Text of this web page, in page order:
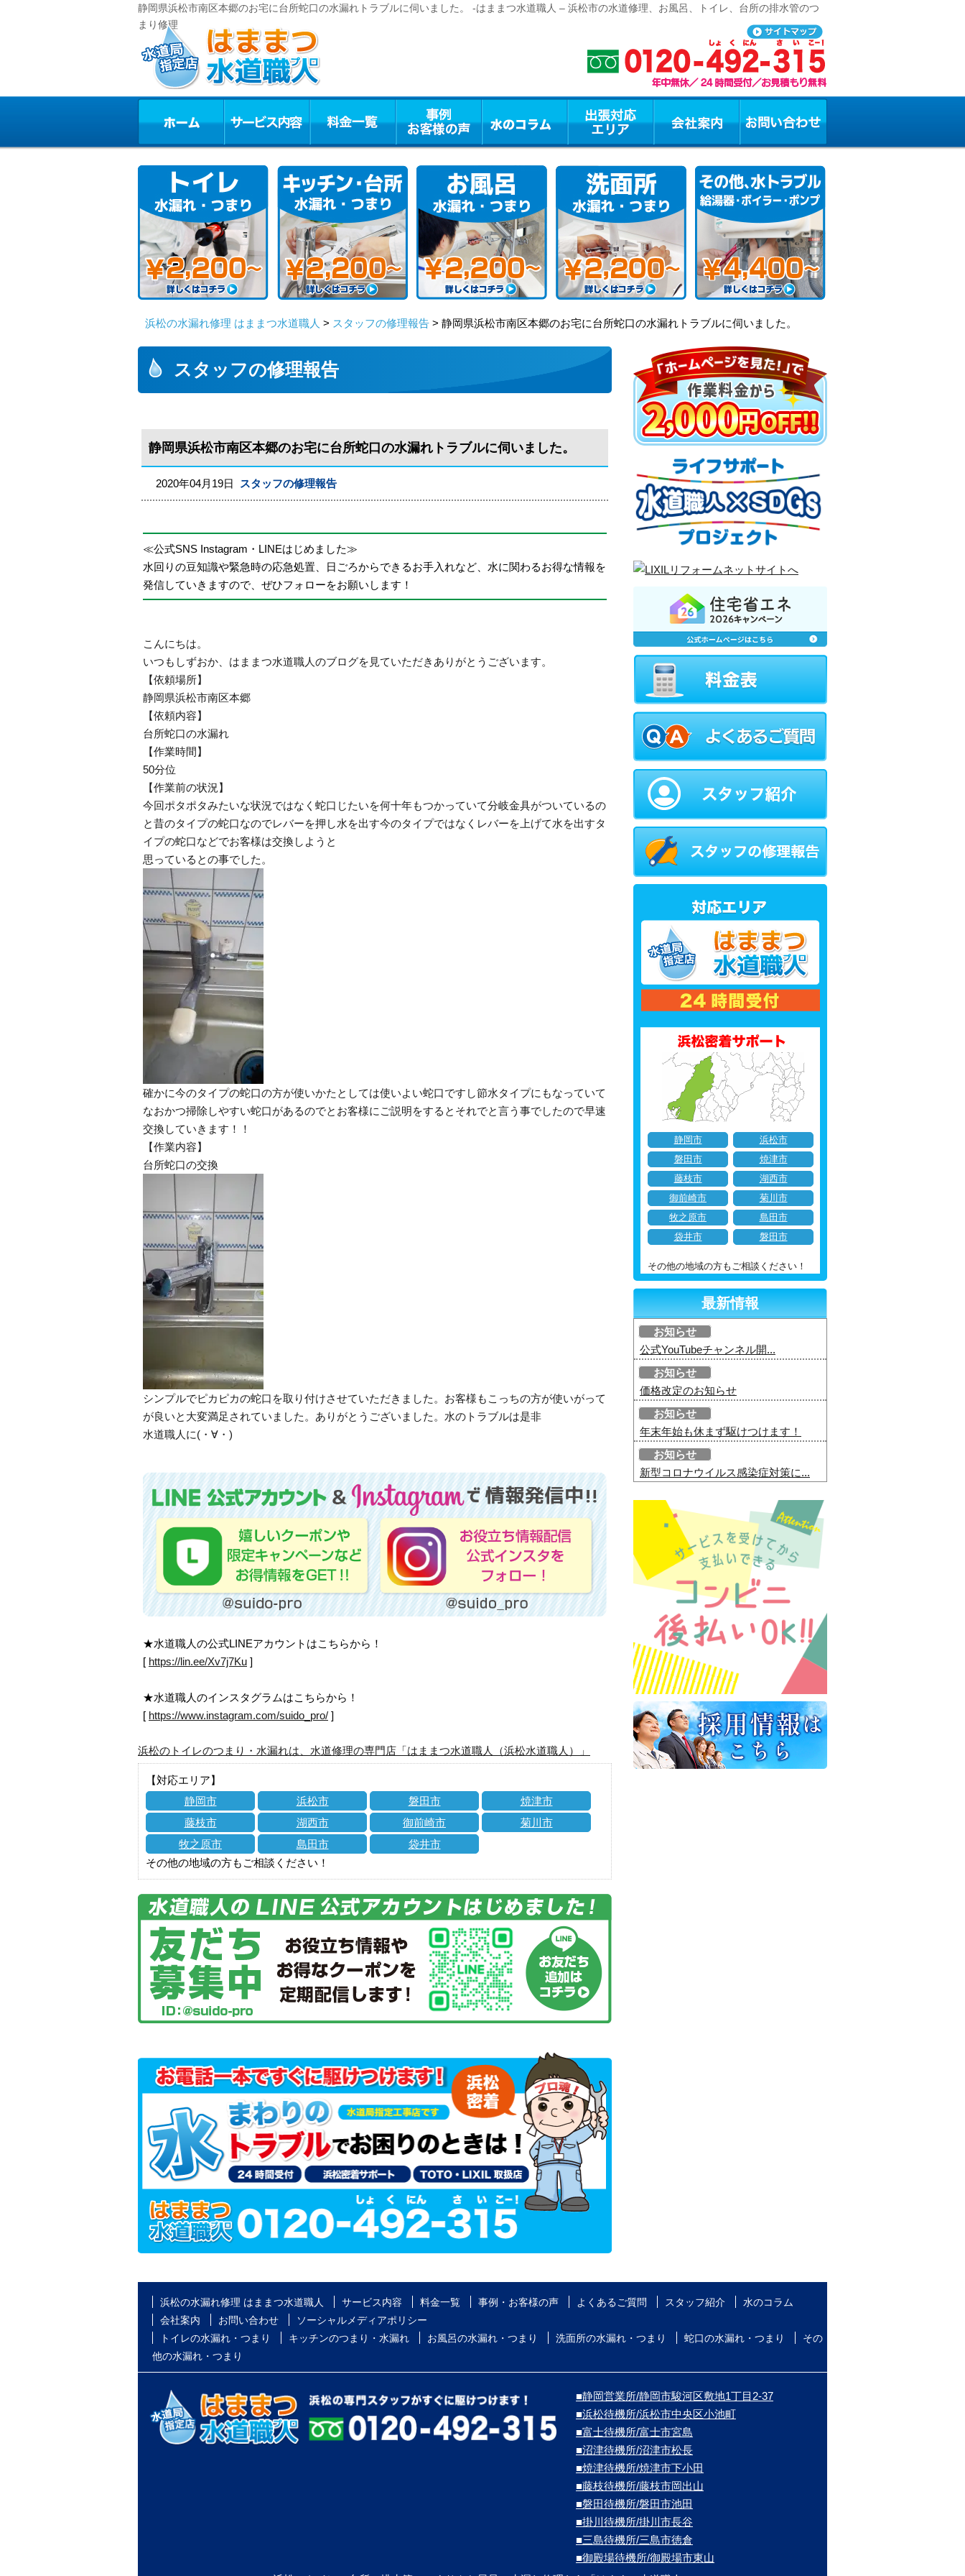
静岡県浜松市南区本郷のお宅に台所蛇口の水漏れトラブルに伺いました。 -はままつ水道職人 – 浜松市の水道修理、お風呂、トイレ、台所の排水管のつ
まり修理
浜松の水漏れ修理 はままつ水道職人 > スタッフの修理報告 > 静岡県浜松市南区本郷のお宅に台所蛇口の水漏れトラブルに伺いました。
スタッフの修理報告
静岡県浜松市南区本郷のお宅に台所蛇口の水漏れトラブルに伺いました。
2020年04月19日 スタッフの修理報告
≪公式SNS Instagram・LINEはじめました≫
水回りの豆知識や緊急時の応急処置、日ごろからできるお手入れなど、水に関わるお得な情報を
発信していきますので、ぜひフォローをお願いします！
こんにちは。
いつもしずおか、はままつ水道職人のブログを見ていただきありがとうございます。
【依頼場所】
静岡県浜松市南区本郷
【依頼内容】
台所蛇口の水漏れ
【作業時間】
50分位
【作業前の状況】
今回ポタポタみたいな状況ではなく蛇口じたいを何十年もつかっていて分岐金具がついているの
と昔のタイプの蛇口なのでレバーを押し水を出す今のタイプではなくレバーを上げて水を出すタ
イプの蛇口などでお客様は交換しようと
思っているとの事でした。
確かに今のタイプの蛇口の方が使いかたとしては使いよい蛇口ですし節水タイプにもなっていて
なおかつ掃除しやすい蛇口があるのでとお客様にご説明をするとそれでと言う事でしたので早速
交換していきます！！
【作業内容】
台所蛇口の交換
シンプルでピカピカの蛇口を取り付けさせていただきました。お客様もこっちの方が使いがって
が良いと大変満足されていました。ありがとうございました。水のトラブルは是非
水道職人に(・∀・)
★水道職人の公式LINEアカウントはこちらから！
[ https://lin.ee/Xv7j7Ku ]
★水道職人のインスタグラムはこちらから！
[ https://www.instagram.com/suido_pro/ ]
浜松のトイレのつまり・水漏れは、水道修理の専門店「はままつ水道職人（浜松水道職人）」
【対応エリア】
静岡市
浜松市 磐田市
焼津市
藤枝市
湖西市 御前崎市
菊川市
牧之原市
島田市
袋井市
その他の地域の方もご相談ください！
静岡市
浜松市
磐田市
焼津市
藤枝市
湖西市
御前崎市
菊川市
牧之原市
島田市
袋井市
磐田市
その他の地域の方もご相談ください！
最新情報
お知らせ
公式YouTubeチャンネル開...
お知らせ
価格改定のお知らせ
お知らせ
年末年始も休まず駆けつけます！
お知らせ
新型コロナウイルス感染症対策に...
浜松の水漏れ修理 はままつ水道職人 サービス内容 料金一覧 事例・お客様の声 よくあるご質問 スタッフ紹介
水のコラム
会社案内
お問い合わせ
ソーシャルメディアポリシー
トイレの水漏れ・つまり
キッチンのつまり・水漏れ お風呂の水漏れ・つまり 洗面所の水漏れ・つまり 蛇口の水漏れ・つまり
その
他の水漏れ・つまり
■静岡営業所/静岡市駿河区敷地1丁目2-37
■浜松待機所/浜松市中央区小池町
■富士待機所/富士市宮島
■沼津待機所/沼津市松長
■焼津待機所/焼津市下小田
■藤枝待機所/藤枝市岡出山
■磐田待機所/磐田市池田
■掛川待機所/掛川市長谷
■三島待機所/三島市徳倉
■御殿場待機所/御殿場市東山